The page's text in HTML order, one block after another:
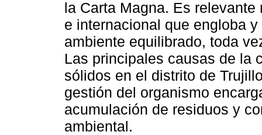
la Carta Magna. Es
e internacional que engloba
ambiente equilibrado, toda
Las principales causas de la
sólidos en el distrito de
gestión del organismo
acumulación de residuos y
ambiental.